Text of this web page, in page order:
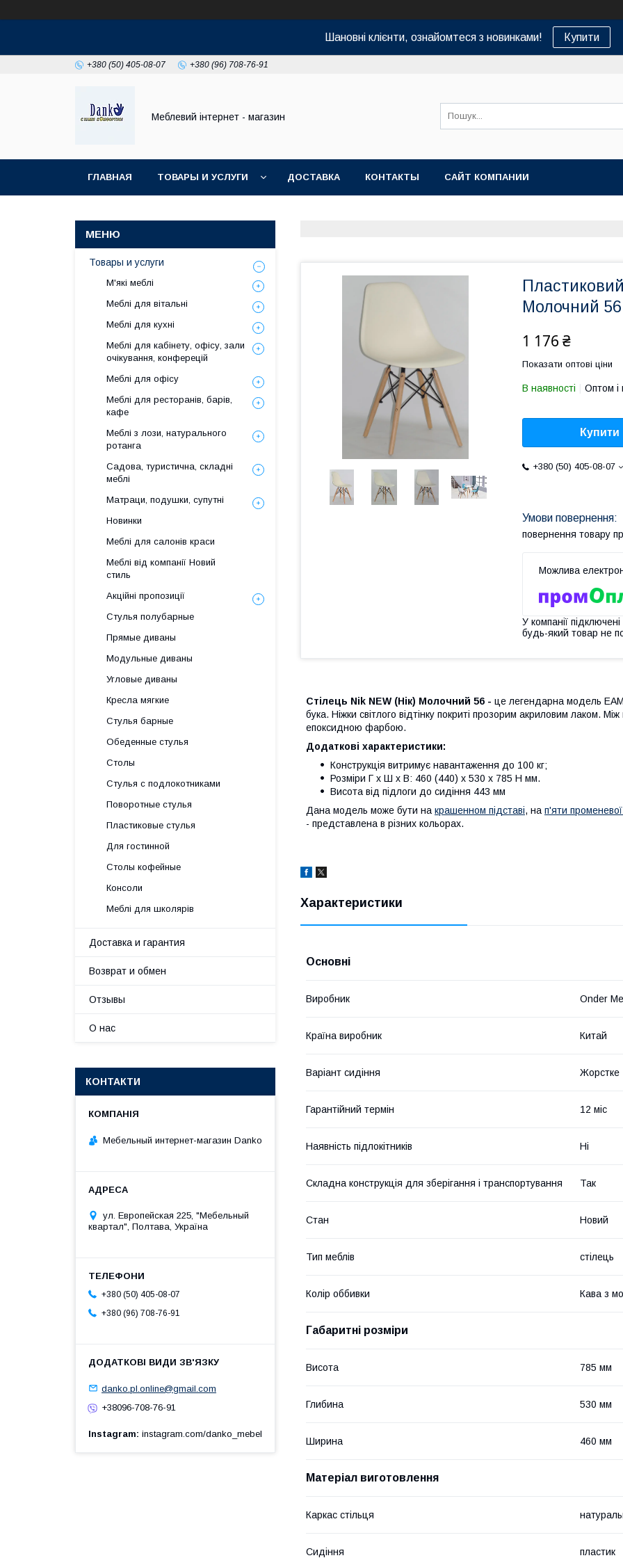
Шановні клієнти, ознайомтеся з новинками! Купити
+380 (50) 405-08-07 +380 (96) 708-76-91
Меблевий інтернет - магазин
ГЛАВНАЯ ТОВАРЫ И УСЛУГИ ДОСТАВКА КОНТАКТЫ САЙТ КОМПАНИИ
Молочний
1 176 ₴
Показати оптові ціни
В наявності Оптом і
Купити
+380 (50) 405-08-07
повернення товару
У компанії
будь-який товар не
Стілець Nik NEW (Нік) Молочний 56 - це легендарна модель
бука. Ніжки світлого відтінку покриті прозорим акриловим лаком.
епоксидною фарбою.
Додаткові характеристики:
Конструкція витримує навантаження до 100 кг;
Розміри Г х Ш х В: 460 (440) x 530 x 785 H мм.
Висота від підлоги до сидіння 443 мм
Дана модель може бути на крашенном підставі, на п'яти
- представлена в різних кольорах.
Характеристики
Основні
Виробник Onder
Країна виробник Китай
Варіант сидіння Жорстке
Гарантійний термін 12 міс
Наявність підлокітників Ні
Складна конструкція для зберігання і транспортування Так
Стан Новий
Тип меблів стілець
Колір оббивки Кава з
Габаритні розміри
Висота 785 мм
Глибина 530 мм
Ширина 460 мм
Матеріал виготовлення
Каркас стільця
Сидіння пластик
Товары и услуги
М'які меблі
Меблі для вітальні
Меблі для кухні
Меблі для кабінету, офісу, зали
очікування, конферецій
Меблі для офісу
Меблі для ресторанів, барів,
кафе
Меблі з лози, натурального
ротанга
Садова, туристична, складні
меблі
Матраци, подушки, супутні
Новинки
Меблі для салонів краси
Меблі від компанії Новий
стиль
Акційні пропозиції
Стулья полубарные
Прямые диваны
Модульные диваны
Угловые диваны
Кресла мягкие
Стулья барные
Обеденные стулья
Столы
Стулья с подлокотниками
Поворотные стулья
Пластиковые стулья
Для гостинной
Столы кофейные
Консоли
Меблі для школярів
Доставка и гарантия
Возврат и обмен
Отзывы
О нас
КОНТАКТИ
Мебельный интернет-магазин Danko
ул. Европейская 225, "Мебельный
квартал", Полтава, Україна
+380 (50) 405-08-07
+380 (96) 708-76-91
danko.pl.online@gmail.com
+38096-708-76-91
Instagram instagram.com/danko_mebel